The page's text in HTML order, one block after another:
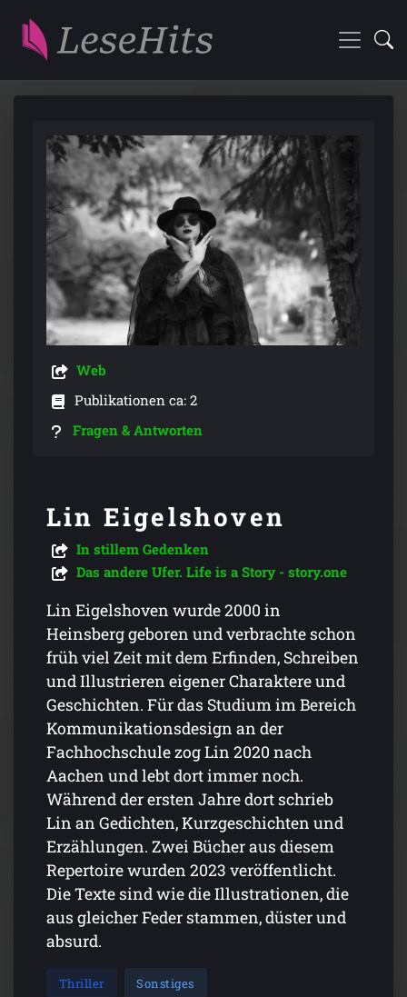
Web
Publikationen ca: 2
Fragen & Antworten
Lin Eigelshoven
In stillem Gedenken
Das andere Ufer. Life is a Story - story.one
Lin Eigelshoven wurde 2000 in
Heinsberg geboren und verbrachte schon
früh viel Zeit mit dem Erfinden, Schreiben
und Illustrieren eigener Charaktere und
Geschichten. Für das Studium im Bereich
Kommunikationsdesign an der
Fachhochschule zog Lin 2020 nach
Aachen und lebt dort immer noch.
Während der ersten Jahre dort schrieb
Lin an Gedichten, Kurzgeschichten und
Erzählungen. Zwei Bücher aus diesem
Repertoire wurden 2023 veröffentlicht.
Die Texte sind wie die Illustrationen, die
aus gleicher Feder stammen, düster und
absurd.
Thriller Sonstiges